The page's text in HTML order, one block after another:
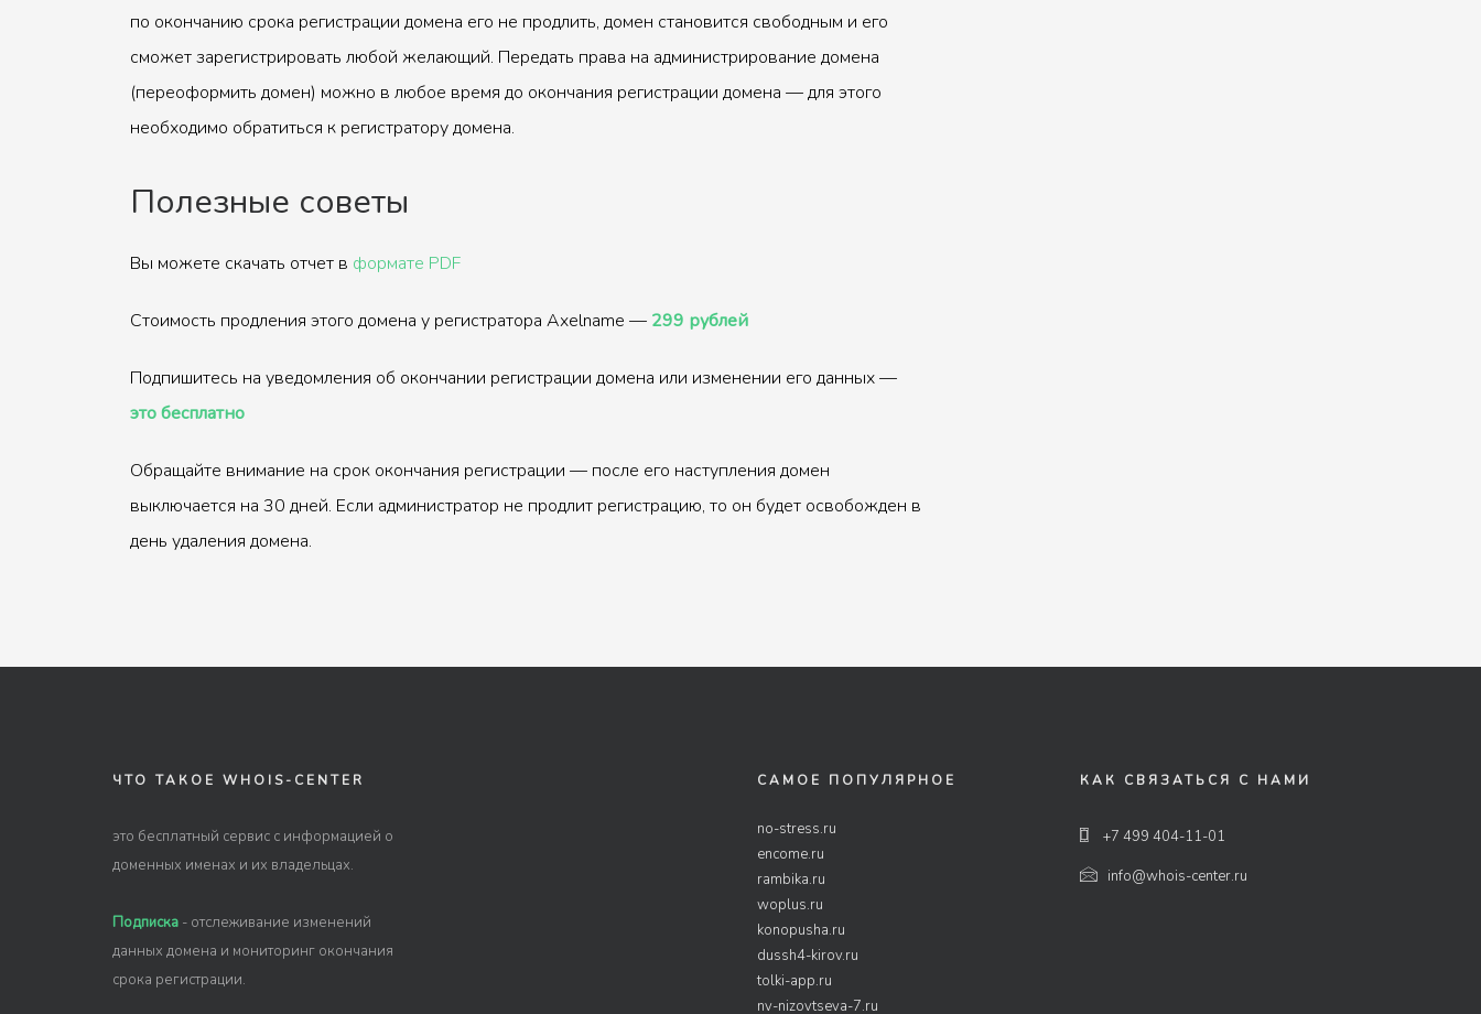
по окончанию срока регистрации домена его не продлить, домен становится свободным и его
сможет зарегистрировать любой желающий. Передать права на администрирование домена
(переоформить домен) можно в любое время до окончания регистрации домена — для этого
необходимо обратиться к регистратору домена.
Полезные советы
Вы можете скачать отчет в формате PDF
Стоимость продления этого домена у регистратора Axelname — 299 рублей
Подпишитесь на уведомления об окончании регистрации домена или изменении его данных —
это бесплатно
Обращайте внимание на срок окончания регистрации — после его наступления домен
выключается на 30 дней. Если администратор не продлит регистрацию, то он будет освобожден в
день удаления домена.
ЧТО ТАКОЕ WHOIS-CENTER
это бесплатный сервис с информацией о
доменных именах и их владельцах.
Подписка - отслеживание изменений
данных домена и мониторинг окончания
срока регистрации.
САМОЕ ПОПУЛЯРНОЕ
no-stress.ru
encome.ru
rambika.ru
woplus.ru
konopusha.ru
dussh4-kirov.ru
tolki-app.ru
nv-nizovtseva-7.ru
КАК СВЯЗАТЬСЯ С НАМИ
+7 499 404-11-01
info@whois-center.ru